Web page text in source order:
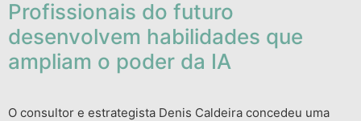
Profissionais do futuro
desenvolvem habilidades que
ampliam o poder da IA
O consultor e estrategista Denis Caldeira concedeu uma